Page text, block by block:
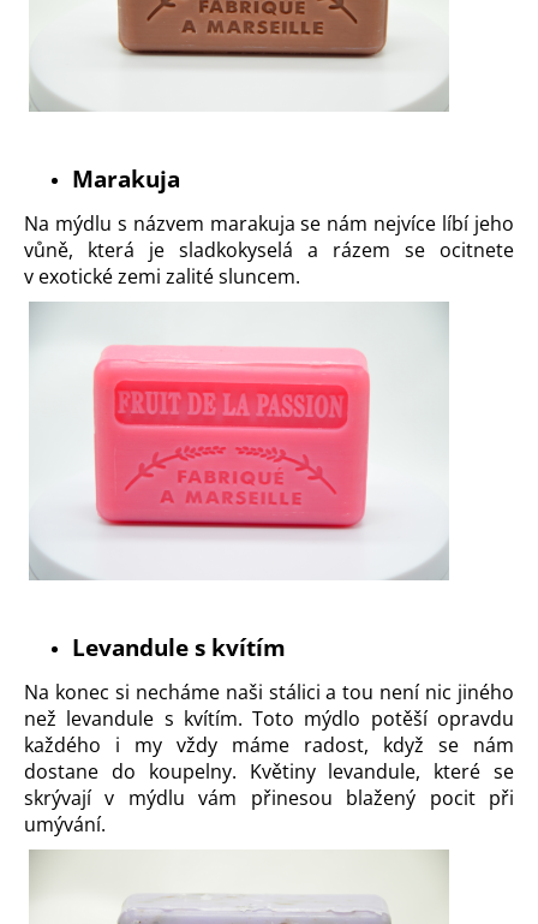
Marakuja
Na mýdlu s názvem marakuja se nám nejvíce líbí jeho
vůně, která je sladkokyselá a rázem se ocitnete
v exotické zemi zalité sluncem.
Levandule s kvítím
Na konec si necháme naši stálici a tou není nic jiného
než levandule s kvítím. Toto mýdlo potěší opravdu
každého i my vždy máme radost, když se nám
dostane do koupelny. Květiny levandule, které se
skrývají v mýdlu vám přinesou blažený pocit při
umývání.